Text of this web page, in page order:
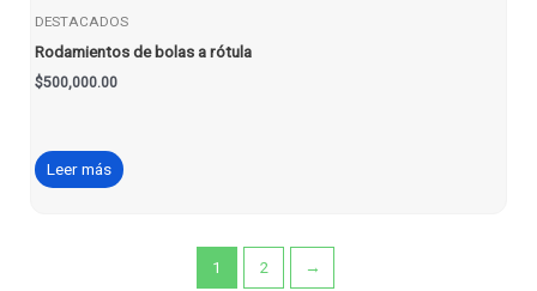
DESTACADOS
Rodamientos de bolas a rótula
$500,000.00
Leer más
1 2 →